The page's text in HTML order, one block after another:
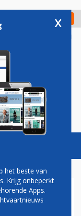
Check in
Vacatures
x
het beste van
Krijg onbeperkt
Apps.